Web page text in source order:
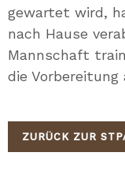
gewartet wird,
nach Hause
Mannschaft
die
ZURÜCK ZUR